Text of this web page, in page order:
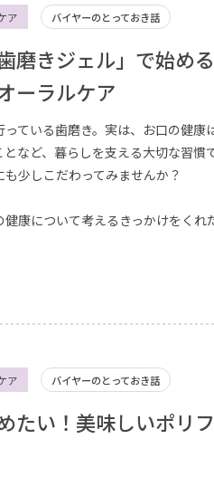
ア バイヤーのとっておき話
磨きジェル」で始め
ーラルケア
っている歯磨き。実は、お口の健康
など、暮らしを支える大切な習慣
少しこだわってみませんか？
健康について考えるきっかけをくれ
ア バイヤーのとっておき話
たい！美味しいポリ